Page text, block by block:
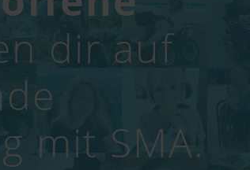
dir auf
mit SMA.